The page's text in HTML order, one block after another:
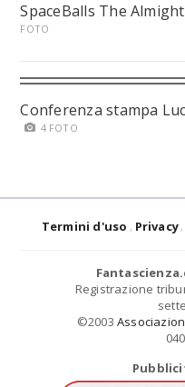
SpaceBalls The
FOTO
Conferenza stampa
4 FOTO
Termini d'uso Privacy
Registrazione
©2003